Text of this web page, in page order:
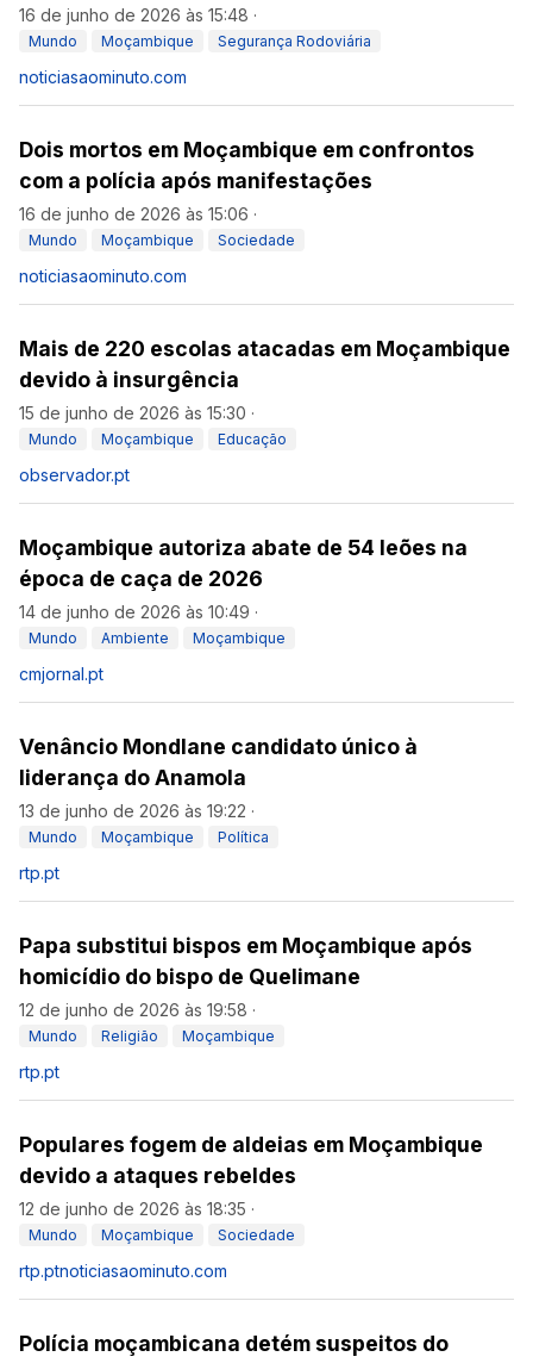
16 de junho de 2026 às 15:48 ·
Mundo Moçambique Segurança Rodoviária
noticiasaominuto.com
Dois mortos em Moçambique em confrontos
com a polícia após manifestações
16 de junho de 2026 às 15:06 ·
Mundo Moçambique Sociedade
noticiasaominuto.com
Mais de 220 escolas atacadas em Moçambique
devido à insurgência
15 de junho de 2026 às 15:30 ·
Mundo Moçambique Educação
observador.pt
Moçambique autoriza abate de 54 leões na
época de caça de 2026
14 de junho de 2026 às 10:49 ·
Mundo Ambiente Moçambique
cmjornal.pt
Venâncio Mondlane candidato único à
liderança do Anamola
13 de junho de 2026 às 19:22 ·
Mundo Moçambique Política
rtp.pt
Papa substitui bispos em Moçambique após
homicídio do bispo de Quelimane
12 de junho de 2026 às 19:58 ·
Mundo Religião Moçambique
rtp.pt
Populares fogem de aldeias em Moçambique
devido a ataques rebeldes
12 de junho de 2026 às 18:35 ·
Mundo Moçambique Sociedade
rtp.ptnoticiasaominuto.com
Polícia moçambicana detém suspeitos do